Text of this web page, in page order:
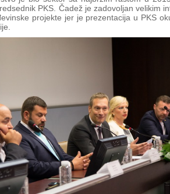
PKS. Čadež je zadovoljan velikim
projekte jer je prezentacija u PKS